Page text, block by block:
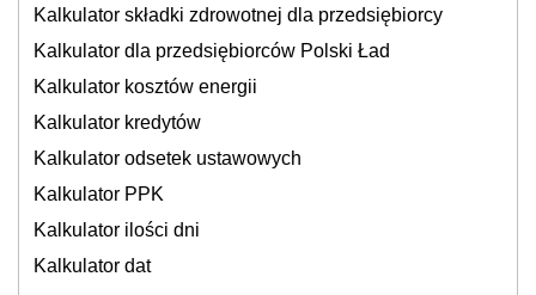
Kalkulator składki zdrowotnej dla przedsiębiorcy
Kalkulator dla przedsiębiorców Polski Ład
Kalkulator kosztów energii
Kalkulator kredytów
Kalkulator odsetek ustawowych
Kalkulator PPK
Kalkulator ilości dni
Kalkulator dat